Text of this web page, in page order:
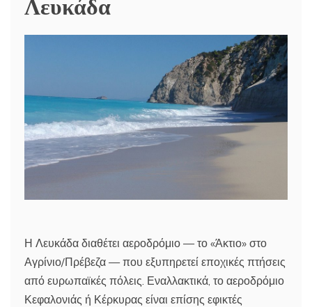
Η Λευκάδα διαθέτει αεροδρόμιο — το «Άκτιο» στο
Αγρίνιο/Πρέβεζα — που εξυπηρετεί εποχικές πτήσεις
από ευρωπαϊκές πόλεις. Εναλλακτικά, το αεροδρόμιο
Κεφαλονιάς ή Κέρκυρας είναι επίσης εφικτές